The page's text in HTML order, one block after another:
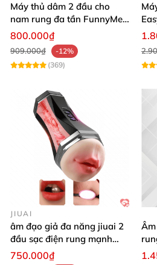
Máy thủ dâm 2 đầu cho
nam rung đa tần FunnyMee
Ngụy trang bóng Pokemon
800.000₫
909.000₫
-12%
(369)
đa
JIUAI
âm đạo giả đa năng jiuai 2
đầu sạc điện rung mạnh
cao cấp bán chạy
750.000₫